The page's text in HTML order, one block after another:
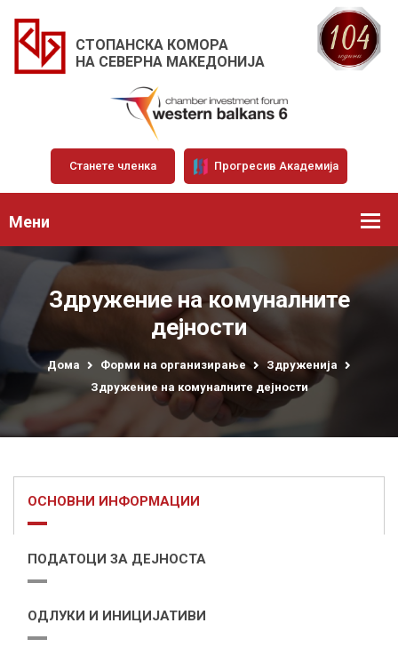
СТОПАНСКА КОМОРА
НА СЕВЕРНА МАКЕДОНИЈА
Станете членка Прогресив Академија
Мени
Здружение на комуналните
дејности
Дома Форми на организирање
Здруженија
Здружение на комуналните дејности
ОСНОВНИ ИНФОРМАЦИИ
ПОДАТОЦИ ЗА ДЕЈНОСТА
ОДЛУКИ И ИНИЦИЈАТИВИ